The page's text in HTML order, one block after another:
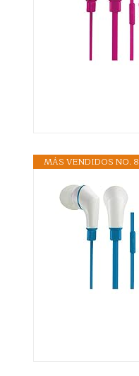
MÁS VENDIDOS NO. 8